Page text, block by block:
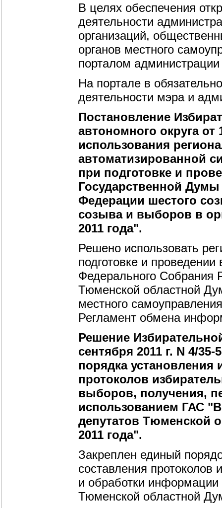
В целях обеспечения
деятельности
организаций,
органов местного
порталом администрации
На портале в
деятельности мэра и
Постановление
автономного округа от
использования
автоматизированной
при подготовке и
Государственной
Федерации шестого
созыва и выборов в
2011 года".
Решено использовать
подготовке и
Федерального Собрания
Тюменской областной
местного
Регламент обмена
Решение
сентября 2011 г. N 4/
порядка установления
протоколов
выборов, получения,
использованием ГАС
депутатов Тюменской
2011 года".
Закреплен единый
составления протоколов
и обработки информации
Тюменской областной